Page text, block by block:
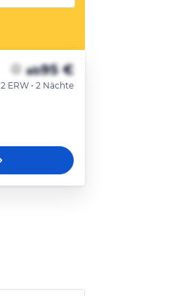
ab95 €
2 ERW • 2 Nächte